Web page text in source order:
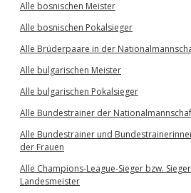
Alle bosnischen Meister
Alle bosnischen Pokalsieger
Alle Brüderpaare in der
Alle bulgarischen Meister
Alle bulgarischen Pokalsieger
Alle Bundestrainer der
Alle Bundestrainer und
der Frauen
Alle Champions-League-Sieger bzw.
Landesmeister